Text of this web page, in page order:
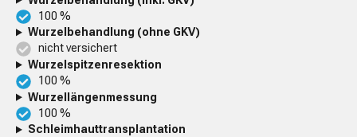
100 %
Wurzelbehandlung (ohne GKV)
nicht versichert
Wurzelspitzenresektion
100 %
Wurzellängenmessung
100 %
Schleimhauttransplantation